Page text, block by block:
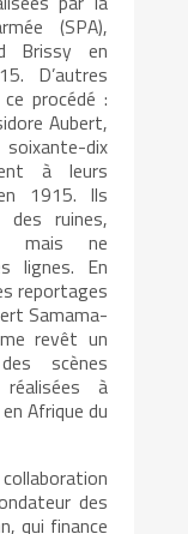
(SPA),
Brissy en
D’autres
procédé :
Aubert,
dix
à leurs
1915. Ils
des ruines,
mais ne
lignes. En
reportages
Samama-
revêt un
scènes
à
Afrique du
des
qui finance